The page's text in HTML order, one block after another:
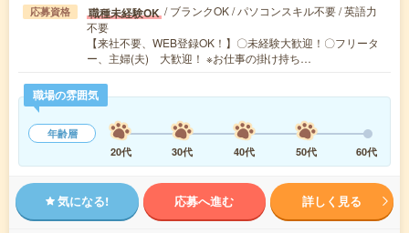
応募資格 職種未経験OK / ブランクOK / パソコンスキル不要 / 英語力
不要
【来社不要、WEB登録OK！】〇未経験大歓迎！〇フリータ
ー、主婦(夫) 大歓迎！ ※お仕事の掛け持ち…
職場の雰囲気
年齢層
20代
30代 40代 50代 60代
気になる! 応募へ進む 詳しく見る